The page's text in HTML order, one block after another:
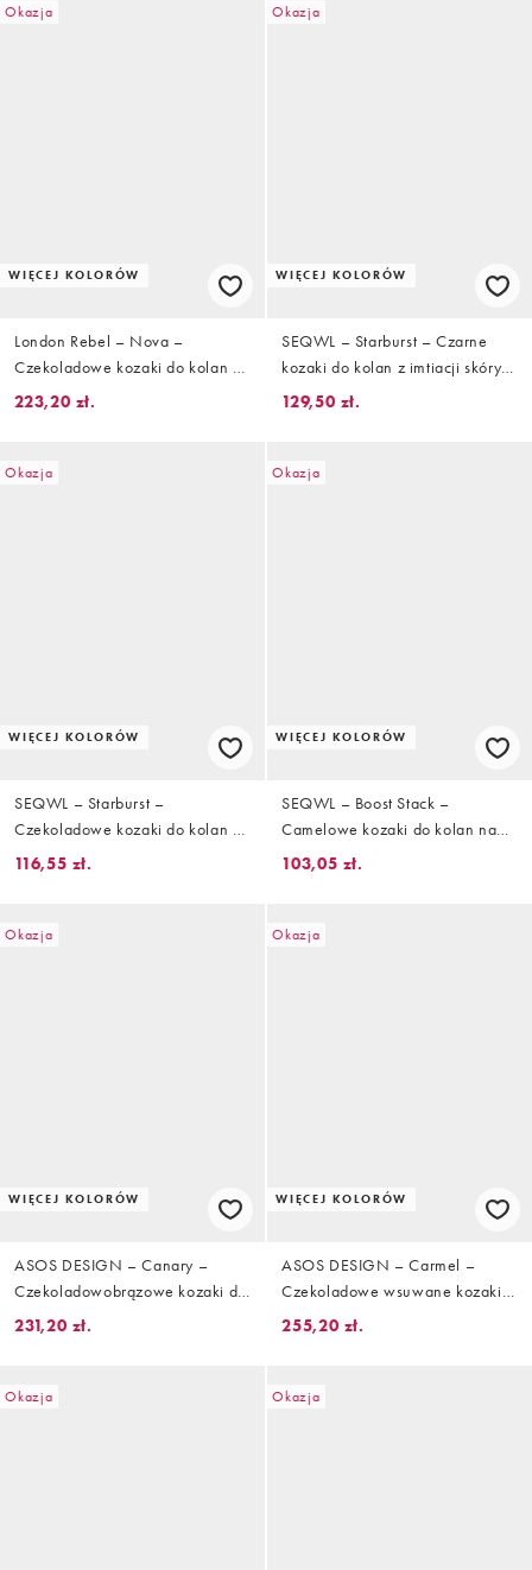
Okazja
WIĘCEJ KOLORÓW
London Rebel – Nova –
Czekoladowe kozaki do kolan na
obcasie klockowym
223,20 zł.
Okazja
WIĘCEJ KOLORÓW
SEQWL – Starburst – Czarne
kozaki do kolan z imtiacji skóry
krokodyla
129,50 zł.
Okazja
WIĘCEJ KOLORÓW
SEQWL – Starburst –
Czekoladowe kozaki do kolan z
imitacji skóry krokodyla
116,55 zł.
Okazja
WIĘCEJ KOLORÓW
SEQWL – Boost Stack –
Camelowe kozaki do kolan na
obcasie
103,05 zł.
Okazja
WIĘCEJ KOLORÓW
ASOS DESIGN – Canary –
Czekoladowobrązowe kozaki do
kolan na obcasie klockowym z
231,20 zł.
Okazja
WIĘCEJ KOLORÓW
ASOS DESIGN – Carmel –
Czekoladowe wsuwane kozaki
do kolan z imitacji zamszu na
255,20 zł.
Okazja Okazja